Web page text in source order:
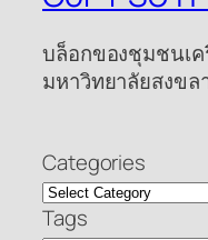
บล็อกของชุมชนเ
มหาวิทยาลัยสงข
Categories
Tags